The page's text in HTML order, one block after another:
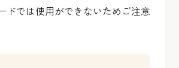
ドでは使用ができないためご注意